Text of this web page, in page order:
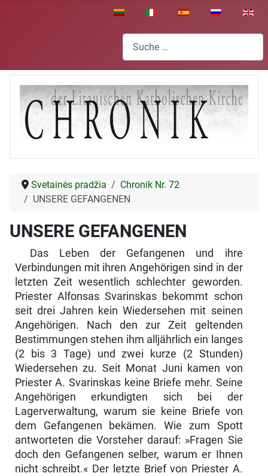
Sprache auswählen
Suchen
Svetainės pradžia
Chronik Nr. 72
UNSERE GEFANGENEN
UNSERE GEFANGENEN
Das Leben der Gefangenen und ihre
Verbindungen mit ihren Angehörigen sind in der
letzten Zeit wesentlich schlechter geworden.
Priester Alfonsas Svarinskas bekommt schon
seit drei Jahren kein Wiedersehen mit seinen
Angehörigen. Nach den zur Zeit geltenden
Bestimmungen stehen ihm all­jährlich ein langes
(2 bis 3 Tage) und zwei kurze (2 Stunden)
Wiedersehen zu. Seit Monat Juni kamen von
Priester A. Svarinskas keine Briefe mehr. Seine
Angehörigen erkundigten sich bei der
Lagerverwaltung, warum sie keine Briefe von
dem Gefangenen bekämen. Wie zum Spott
antworteten die Vorsteher darauf: »Fragen Sie
doch den Gefangenen selber, warum er Ihnen
nicht schreibt.« Der letzte Brief von Priester A.